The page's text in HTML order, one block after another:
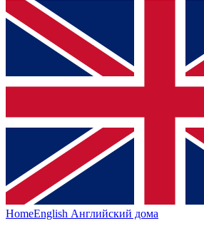
HomeEnglish Английский дома